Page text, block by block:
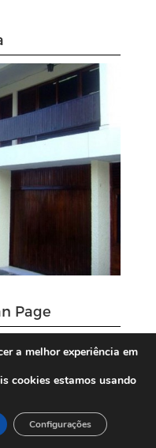
Page
a melhor experiência em
cookies estamos usando
Configurações